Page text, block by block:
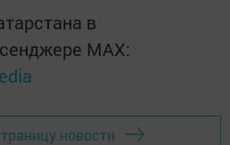
в
MАХ:
новости